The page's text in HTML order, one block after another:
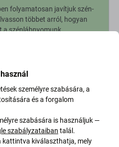
folyamatosan javítjuk szén-
többet arról, hogyan
szénlábnyomunk
tájékoztatást kapjon az
és hírekről. Ugyanakkor
megerősítem, hogy több mint
személyre szabására, a
és a forgalom
szabására is használjuk —
szabályzataiban talál.
kattintva kiválaszthatja, mely